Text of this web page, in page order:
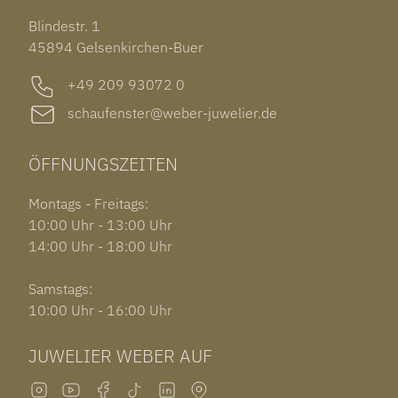
OUT OF COLLECTION
GARMIN VENU 3S
Blindestr. 1
45894 Gelsenkirchen-Buer
+49 209 93072 0
schaufenster@weber-juwelier.de
ÖFFNUNGSZEITEN
Montags - Freitags:
10:00 Uhr - 13:00 Uhr
14:00 Uhr - 18:00 Uhr
Samstags:
10:00 Uhr - 16:00 Uhr
JUWELIER WEBER AUF